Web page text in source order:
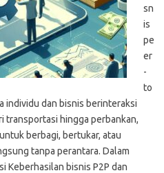
sn
is
pe
er
-
to
individu dan bisnis berinteraksi
transportasi hingga perbankan,
berbagi, bertukar, atau
tanpa perantara. Dalam
Keberhasilan bisnis P2P dan